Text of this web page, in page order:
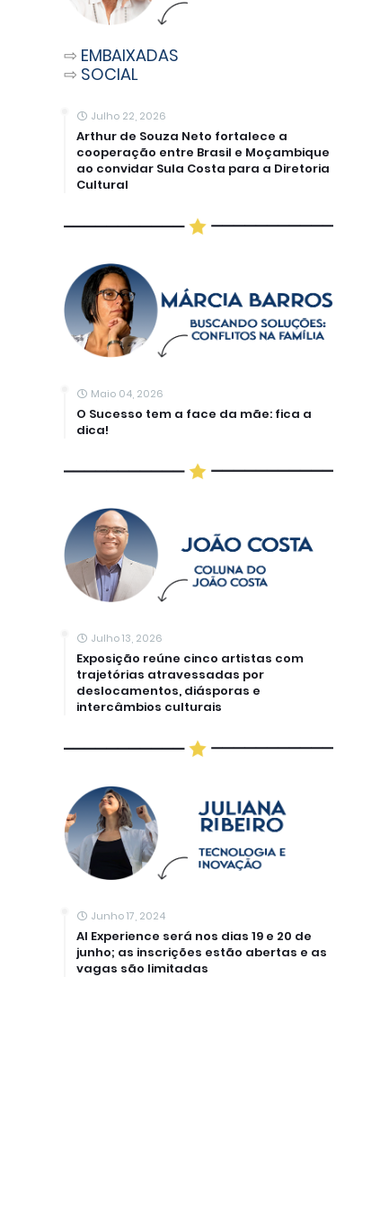
⇨ EMBAIXADAS
⇨ SOCIAL
Julho 22, 2026
Arthur de Souza Neto fortalece a
cooperação entre Brasil e Moçambique
ao convidar Sula Costa para a Diretoria
Cultural
Maio 04, 2026
O Sucesso tem a face da mãe: fica a
dica!
Julho 13, 2026
Exposição reúne cinco artistas com
trajetórias atravessadas por
deslocamentos, diásporas e
intercâmbios culturais
Junho 17, 2024
AI Experience será nos dias 19 e 20 de
junho; as inscrições estão abertas e as
vagas são limitadas